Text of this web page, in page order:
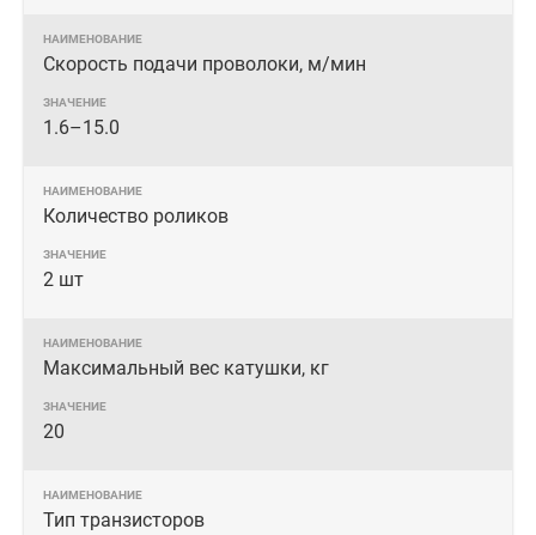
Скорость подачи проволоки, м/мин
1.6–15.0
Количество роликов
2 шт
Максимальный вес катушки, кг
20
Тип транзисторов